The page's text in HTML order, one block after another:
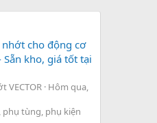
nhớt cho động cơ
kho, giá tốt tại
VECTOR Hôm qua,
phụ tùng, phụ kiện